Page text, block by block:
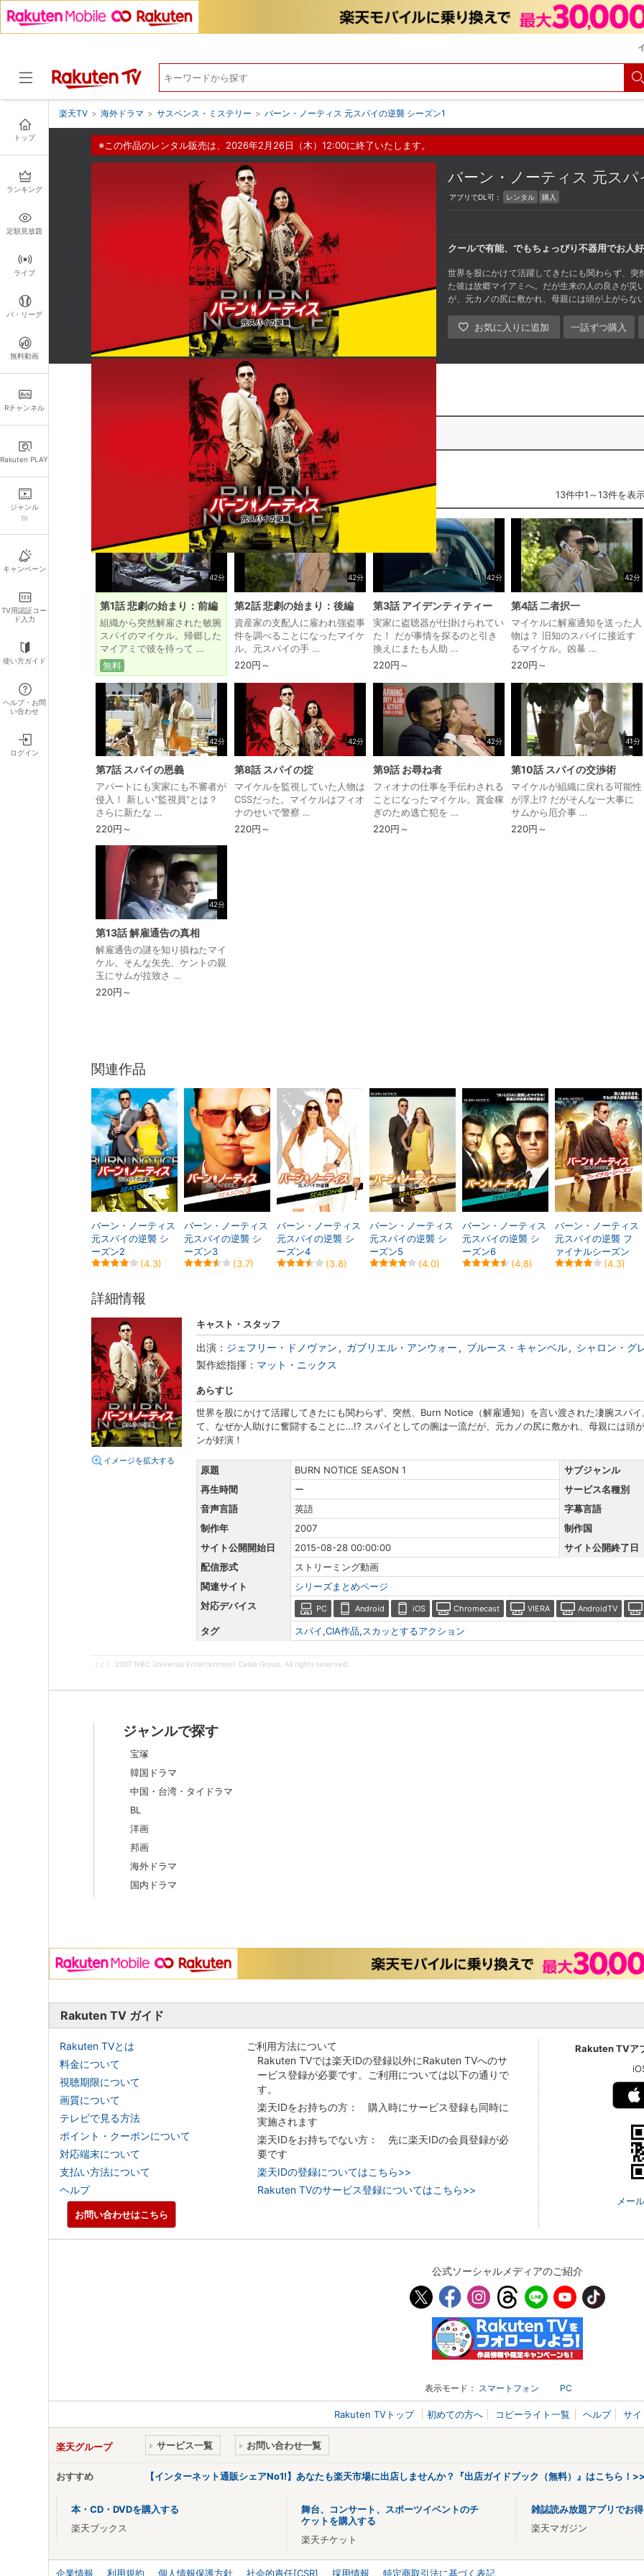
トップ
ランキング
定額見放題
ライブ
パ・リーグ
無料動画
Rチャンネル
Rakuten PLAY
ジャンル
キャンペーン
TV用認証コー
ド入力
使い方ガイド
ヘルプ・お問
い合わせ
ログイン
楽天TV > 海外ドラマ > サスペンス・ミステリー > バーン・ノーティス 元スパイの逆襲 シーズン1
※この作品のレンタル販売は、2026年2月26日（木）12:00に終了いたします。
バーン・ノーティス 元スパ
アプリでDL可： レンタル 購入
クールで有能、でもちょっぴり不器用でお人
世界を股にかけて活躍してきたにも関わらず、
た彼は故郷マイアミへ。だが生来の人の良さが
が、元カノの尻に敷かれ、母親には頭が上がらな
一話ずつ購入
お得
「バーン・ノーティス 元スパイの逆襲 シーズン1」全話パック
13件中1～13件を表
42分
第1話 悲劇の始まり：前編
組織から突然解雇された敏腕
スパイのマイケル。帰郷した
マイアミで彼を待って …
無料
42分
第2話 悲劇の始まり：後編
資産家の支配人に雇われ強盗事
件を調べることになったマイケ
ル。元スパイの手 …
220円～
42分
第3話 アイデンティティー
実家に盗聴器が仕掛けられてい
た！ だが事情を探るのと引き
換えにまたも人助 …
220円～
42分
第4話 二者択一
マイケルに解雇通知を送った人
物は？ 旧知のスパイに接近す
るマイケル。凶暴 …
220円～
42分
第7話 スパイの恩義
アパートにも実家にも不審者が
侵入！ 新しい“監視員”とは？
さらに新たな …
220円～
42分
第8話 スパイの掟
マイケルを監視していた人物は
CSSだった。マイケルはフィオ
ナのせいで警察 …
220円～
42分
第9話 お尋ね者
フィオナの仕事を手伝わされる
ことになったマイケル。賞金稼
ぎのため逃亡犯を …
220円～
41分
第10話 スパイの交渉術
マイケルが組織に戻れる可能性
が浮上!? だがそんな一大事に
サムから厄介事 …
220円～
42分
第13話 解雇通告の真相
解雇通告の謎を知り損ねたマイ
ケル。そんな矢先、ケントの親
玉にサムが拉致さ …
220円～
関連作品
バーン・ノーティス
元スパイの逆襲 シ
ーズン2
(4.3)
バーン・ノーティス
元スパイの逆襲 シ
ーズン3
(3.7)
バーン・ノーティス
元スパイの逆襲 シ
ーズン4
(3.8)
バーン・ノーティス
元スパイの逆襲 シ
ーズン5
(4.0)
バーン・ノーティス
元スパイの逆襲 シ
ーズン6
(4.8)
バーン・ノーティス
元スパイの逆襲 フ
ァイナルシーズン
(4.3)
詳細情報
イメージを拡大する
キャスト・スタッフ
出演： ジェフリー・ドノヴァン ガブリエル・アンウォー ブルース・キャンベル
シャロン・グ
製作総指揮： マット・ニックス
あらすじ
世界を股にかけて活躍してきたにも関わらず、突然、Burn Notice（解雇通知）を言い渡された凄腕スパ
て、なぜか人助けに奮闘することに…!? スパイとしての腕は一流だが、元カノの尻に敷かれ、母親には頭
ンが好演！
原題 BURN NOTICE SEASON 1 サブジャンル
再生時間
ー サービス名種別
音声言語
英語 字幕言語
制作年
2007 制作国
サイト公開開始日
2015-08-28 00:00:00 サイト公開終了日
配信形式
ストリーミング動画
関連サイト
シリーズまとめページ
対応デバイス
PC Android iOS Chromecast VIERA AndroidTV
タグ スパイ,CIA作品,スカッとするアクション
（ｃ） 2007 NBC Universal Entertainment Cable Group. All rights reserved.
ジャンルで探す
宝塚
韓国ドラマ
中国・台湾・タイドラマ
BL
洋画
邦画
海外ドラマ
国内ドラマ
Rakuten TV ガイド
Rakuten TVとは
料金について
視聴期限について
画質について
テレビで見る方法
ポイント・クーポンについて
対応端末について
支払い方法について
ヘルプ
ご利用方法について
Rakuten TVでは楽天IDの登録以外にRakuten TVへのサ
ービス登録が必要です。ご利用については以下の通りで
す。
楽天IDをお持ちの方： 購入時にサービス登録も同時に
実施されます
楽天IDをお持ちでない方： 先に楽天IDの会員登録が必
要です
楽天IDの登録についてはこちら>>
Rakuten TVのサービス登録についてはこちら>>
Rakuten TVア
メー
お問い合わせはこちら
公式ソーシャルメディアのご紹介
表示モード： スマートフォン PC
Rakuten TVトップ 初めての方へ コピーライト一覧 ヘルプ サイ
楽天グループ サービス一覧 お問い合わせ一覧
おすすめ 【インターネット通販シェアNo1!】あなたも楽天市場に出店しませんか？『出店ガイドブック（無料）』はこちら！>>
本・CD・DVDを購入する
楽天ブックス
舞台、コンサート、スポーツイベントのチ
ケットを購入する
楽天チケット
雑誌読み放題アプリでお
楽天マガジン
企業情報 利用規約 個人情報保護方針 社会的責任[CSR] 採用情報 特定商取引法に基づく表記